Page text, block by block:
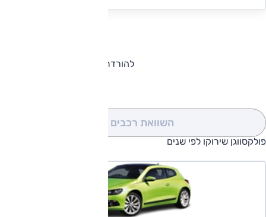
להורדת קטלוג פולקסווגן שירוקו
השוואת רכבים
פולקסווגן שירוקו לפי שנים